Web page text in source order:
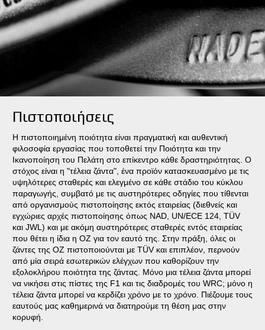
Πιστοποιήσεις
Η πιστοποιημένη ποιότητα είναι πραγματική και αυθεντική
φιλοσοφία εργασίας που τοποθετεί την Ποιότητα και την
Ικανοποίηση του Πελάτη στο επίκεντρο κάθε δραστηριότητας. Ο
στόχος είναι η "τέλεια ζάντα", ένα προϊόν κατασκευασμένο με τις
υψηλότερες σταθερές και ελεγμένο σε κάθε στάδιο του κύκλου
παραγωγής, συμβατό με τις αυστηρότερες οδηγίες που τίθενται
από οργανισμούς πιστοποίησης εκτός εταιρείας (διεθνείς και
εγχώριες αρχές πιστοποίησης όπως NAD, UN/ECE 124, TÜV
και JWL) και με ακόμη αυστηρότερες σταθερές εντός εταιρείας
που θέτει η ίδια η ΟΖ για τον εαυτό της. Στην πράξη, όλες οι
ζάντες της ΟΖ πιστοποιούνται με TÜV και επιπλέον, περνούν
από μία σειρά εσωτερικών ελέγχων που καθορίζουν την
εξολοκλήρου ποιότητα της ζάντας. Μόνο μια τέλεια ζάντα μπορεί
να νικήσει στις πίστες της F1 και τις διαδρομές του WRC; μόνο η
τέλεια ζάντα μπορεί να κερδίζει χρόνο με το χρόνο. Πιέζουμε τους
εαυτούς μας καθημερινά να διατηρούμε τη θέση μας στην
κορυφή.